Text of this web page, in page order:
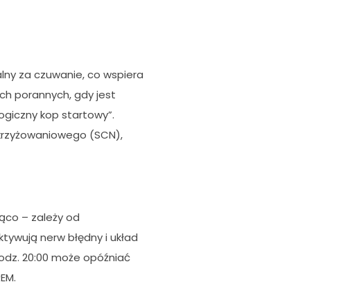
za czuwanie, co wspiera
porannych, gdy jest
kop startowy”.
(SCN),
– zależy od
nerw błędny i układ
20:00 może opóźniać